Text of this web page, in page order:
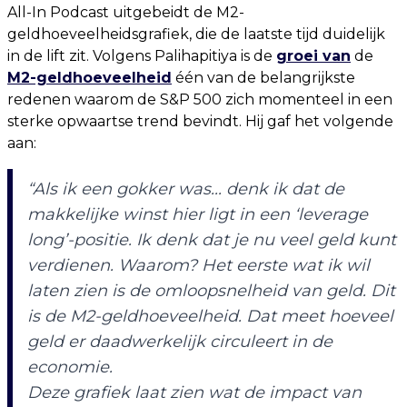
All-In Podcast uitgebeidt de M2-
geldhoeveelheidsgrafiek, die de laatste tijd duidelijk
in de lift zit. Volgens Palihapitiya is de groei van de
M2-geldhoeveelheid één van de belangrijkste
redenen waarom de S&P 500 zich momenteel in een
sterke opwaartse trend bevindt. Hij gaf het volgende
aan:
“Als ik een gokker was... denk ik dat de
makkelijke winst hier ligt in een ‘leverage
long’-positie. Ik denk dat je nu veel geld kunt
verdienen. Waarom? Het eerste wat ik wil
laten zien is de omloopsnelheid van geld. Dit
is de M2-geldhoeveelheid. Dat meet hoeveel
geld er daadwerkelijk circuleert in de
economie.
Deze grafiek laat zien wat de impact van